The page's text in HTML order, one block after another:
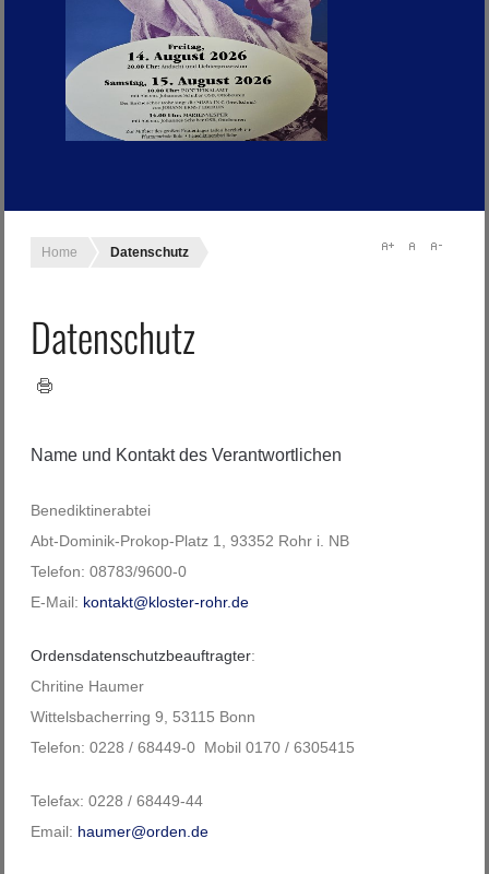
Home Datenschutz
Datenschutz
Name und Kontakt des Verantwortlichen
Benediktinerabtei
Abt-Dominik-Prokop-Platz 1, 93352 Rohr i. NB
Telefon: 08783/9600-0
E-Mail: kontakt@kloster-rohr.de
Ordensdatenschutzbeauftragter:
Chritine Haumer
Wittelsbacherring 9, 53115 Bonn
Telefon: 0228 / 68449-0 Mobil 0170 / 6305415
Telefax: 0228 / 68449-44
Email: haumer@orden.de